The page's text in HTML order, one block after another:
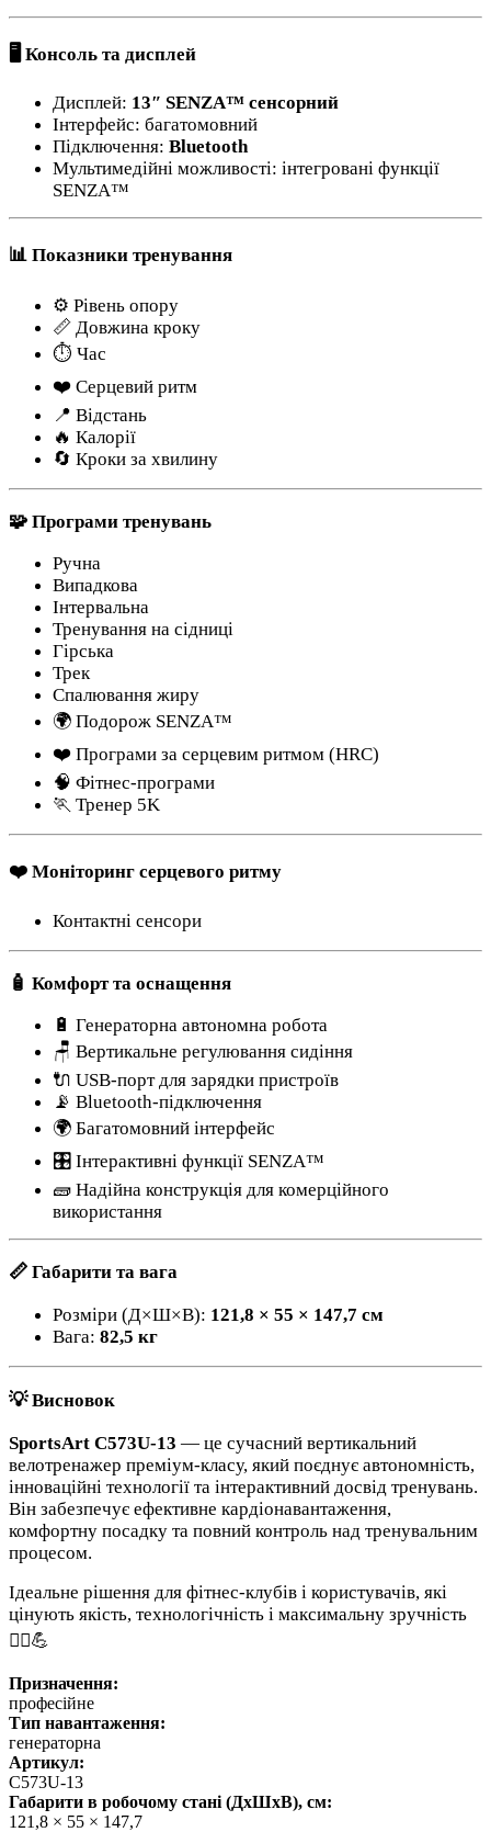
🖥️ Консоль та дисплей
Дисплей: 13″ SENZA™ сенсорний
Інтерфейс: багатомовний
Підключення: Bluetooth
Мультимедійні можливості: інтегровані функції
SENZA™
📊 Показники тренування
⚙️ Рівень опору
📏 Довжина кроку
⏱️ Час
❤️ Серцевий ритм
📍 Відстань
🔥 Калорії
🔄 Кроки за хвилину
🧩 Програми тренувань
Ручна
Випадкова
Інтервальна
Тренування на сідниці
Гірська
Трек
Спалювання жиру
🌍 Подорож SENZA™
❤️ Програми за серцевим ритмом (HRC)
🧠 Фітнес-програми
🏃 Тренер 5K
❤️ Моніторинг серцевого ритму
Контактні сенсори
🧴 Комфорт та оснащення
🔋 Генераторна автономна робота
🪑 Вертикальне регулювання сидіння
🔌 USB-порт для зарядки пристроїв
📡 Bluetooth-підключення
🌍 Багатомовний інтерфейс
🎛️ Інтерактивні функції SENZA™
🧱 Надійна конструкція для комерційного
використання
📏 Габарити та вага
Розміри (Д×Ш×В): 121,8 × 55 × 147,7 см
Вага: 82,5 кг
💡 Висновок
SportsArt C573U-13 — це сучасний вертикальний
велотренажер преміум-класу, який поєднує автономність,
інноваційні технології та інтерактивний досвід тренувань.
Він забезпечує ефективне кардіонавантаження,
комфортну посадку та повний контроль над тренувальним
процесом.
Ідеальне рішення для фітнес-клубів і користувачів, які
цінують якість, технологічність і максимальну зручність
🚴‍♂️💪
Призначення:
професійне
Тип навантаження:
генераторна
Артикул:
C573U-13
Габарити в робочому стані (ДхШхВ), см:
121,8 × 55 × 147,7